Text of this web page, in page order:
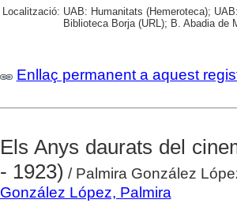
Localització: UAB: Humanitats (Hemeroteca);
Biblioteca Borja (URL); B. Abadia de
Enllaç permanent a aquest
Els Anys daurats del
- 1923) / Palmira González
González López, Palmira